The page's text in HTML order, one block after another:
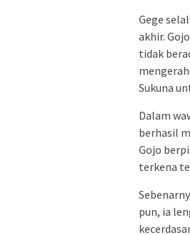
Gege
akhir.
tidak
Sukuna
Dalam
berhasil
Gojo
terkena
pun, ia